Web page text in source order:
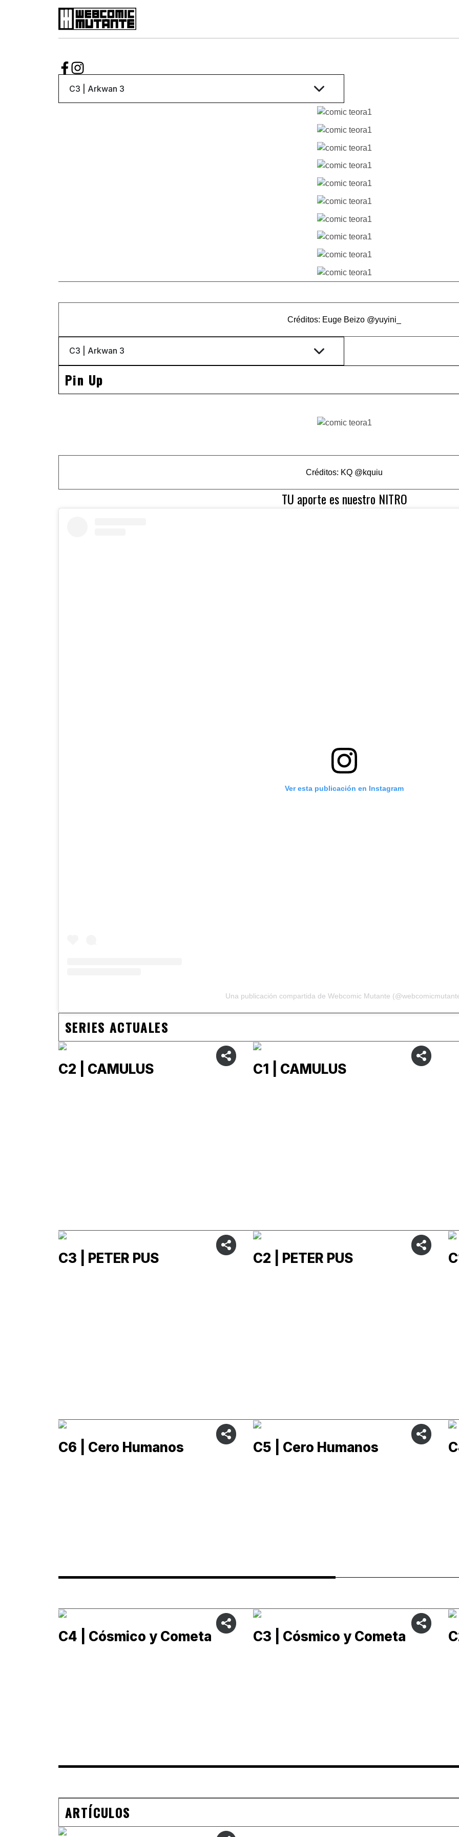
Mutante
Créditos: Euge Beizo @yuyini_
Pin Up
Créditos: KQ @kquiu
TU aporte es nuestro NITRO
Ver esta publicación en Instagram
Una publicación compartida de Webcomic Mutante
SERIES ACTUALES
C2 | CAMULUS C1 | CAMULUS
C3 | PETER PUS C2 | PETER PUS
C6 | Cero Humanos C5 | Cero Humanos
C4 | Cósmico y Cometa C3 | Cósmico y Cometa
ARTÍCULOS